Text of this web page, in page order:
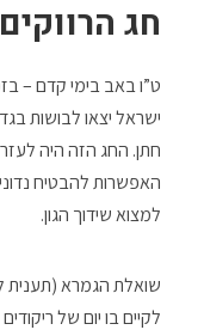
חג הרווקים
ט”ו באב בימי קדם –
ישראל יצאו לבושות
חתן. החג הזה היה
האפשרות להבטיח
למצוא שידוך הגון.
שואלת הגמרא (תענית
לקיים בו יום של